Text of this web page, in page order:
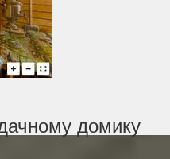
домику